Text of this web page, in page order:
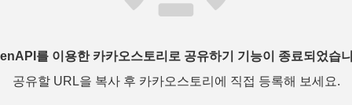
를 이용한 카카오스토리로 공유하기 기능이 종료되었습
공유할 URL을 복사 후 카카오스토리에 직접 등록해 보세요.